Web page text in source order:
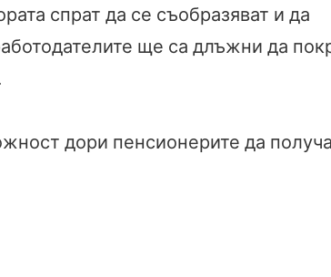
спрат да се съобразяват и да
ще са длъжни да
дори пенсионерите да